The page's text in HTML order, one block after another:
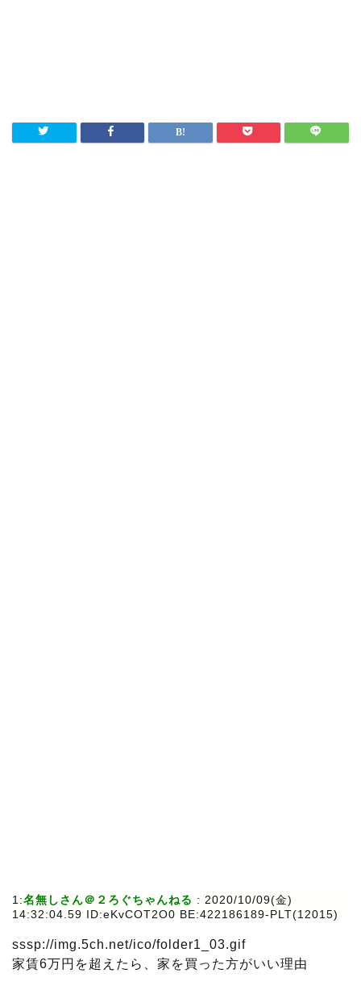
1:名無しさん＠２ろぐちゃんねる : 2020/10/09(金)
14:32:04.59 ID:eKvCOT2O0 BE:422186189-PLT(12015)
sssp://img.5ch.net/ico/folder1_03.gif
家賃6万円を超えたら、家を買った方がいい理由